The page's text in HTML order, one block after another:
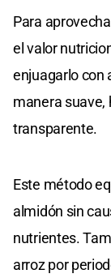
Para
el valor
enjuagarlo con
manera suave,
transparente.
Este método
almidón sin
nutrientes.
arroz por